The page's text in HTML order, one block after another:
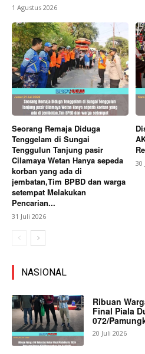
1 Agustus 2026
Seorang Remaja Diduga
Tenggelam di Sungai
Tenggulun Tanjung pasir
Cilamaya Wetan Hanya sepeda
korban yang ada di
jembatan,Tim BPBD dan warga
setempat Melakukan
Pencarian...
31 Juli 2026
30
NASIONAL
Ribuan
Final Piala
072/
20 Juli 2026